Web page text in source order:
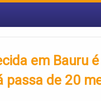
em Bauru
passa de 20